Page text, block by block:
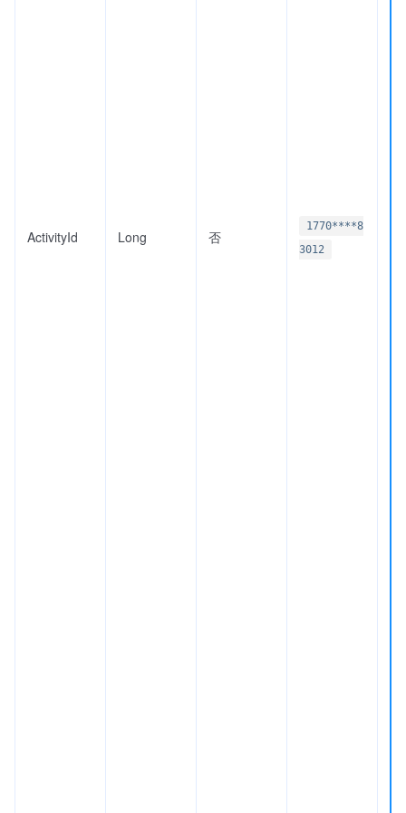
ActivityId Long 否
1770****8
3012